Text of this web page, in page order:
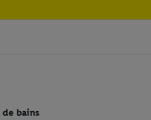
bains